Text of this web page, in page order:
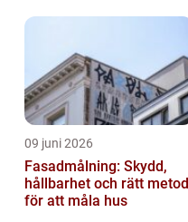
09 juni 2026
Fasadmålning: Skydd,
hållbarhet och rätt metod
för att måla hus